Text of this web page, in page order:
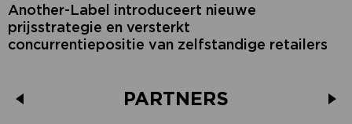
Another-Label introduceert nieuwe
prijsstrategie en versterkt
concurrentiepositie van zelfstandige retailers
PARTNERS